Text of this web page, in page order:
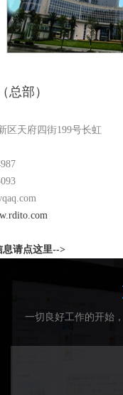
总部）
区天府四街199号长虹
请点这里-->
一切良好工作的开始